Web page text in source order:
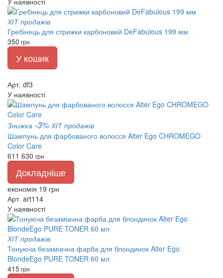
ХІТ продажів
Гребінець для стрижки карбоновий DeFabulous 199 мм
350 грн
У кошик
Арт. df3
У наявності
Знижка -3% ХІТ продажів
Шампунь для фарбованого волосся Alter Ego CHROMEGO
Color Care
611 630 грн
Докладніше
економія 19 грн
Арт. art114
У наявності
ХІТ продажів
Тонуюча безаміачна фарба для блондинок Alter Ego
BlondeEgo PURE TONER 60 мл
415грн